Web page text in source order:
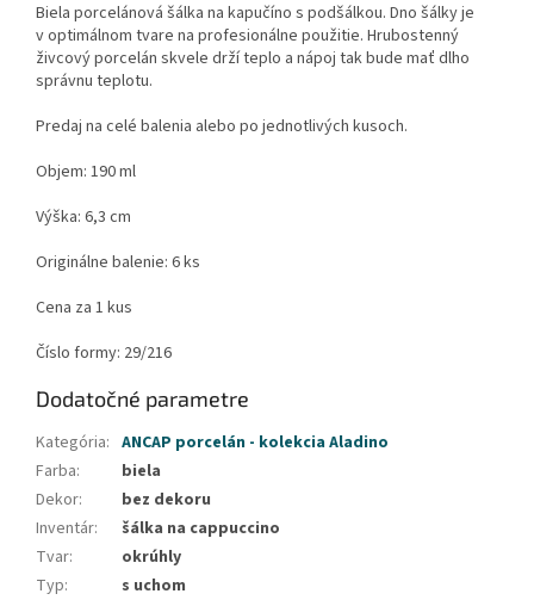
Biela porcelánová šálka na kapučíno s podšálkou. Dno šálky je
v optimálnom tvare na profesionálne použitie. Hrubostenný
živcový porcelán skvele drží teplo a nápoj tak bude mať dlho
správnu teplotu.
Predaj na celé balenia alebo po jednotlivých kusoch.
Objem: 190 ml
Výška: 6,3 cm
Originálne balenie: 6 ks
Cena za 1 kus
Číslo formy: 29/216
Dodatočné parametre
Kategória: ANCAP porcelán - kolekcia Aladino
Farba:
biela
Dekor:
bez dekoru
Inventár:
šálka na cappuccino
Tvar:
okrúhly
Typ: s uchom